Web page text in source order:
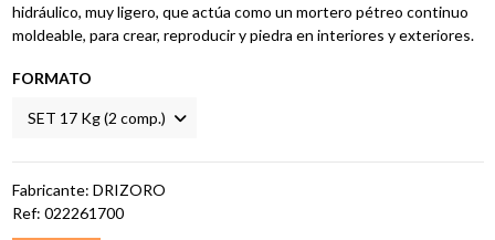
hidráulico, muy ligero, que actúa como un mortero pétreo continuo
moldeable, para crear, reproducir y piedra en interiores y exteriores.
FORMATO
Fabricante: DRIZORO
Ref: 022261700